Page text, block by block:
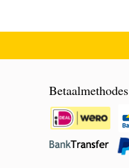
Betaalmethodes